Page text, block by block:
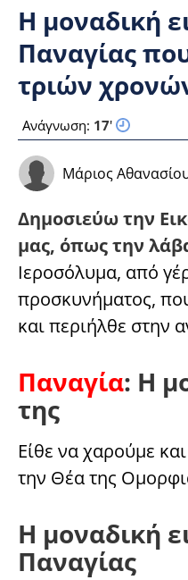
Η μοναδική
Παναγίας
τριών
Ανάγνωση: 17'
Μάριος
Δημοσιεύω την
μας, όπως την
Ιεροσόλυμα, από
προσκυνήματος,
και περιήλθε στην
Παναγία: Η
της
Είθε να χαρούμε
την Θέα της
Η μοναδική
Παναγίας